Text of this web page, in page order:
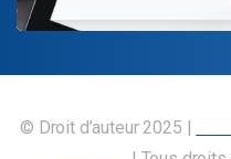
© Droit d’auteur 2025 |